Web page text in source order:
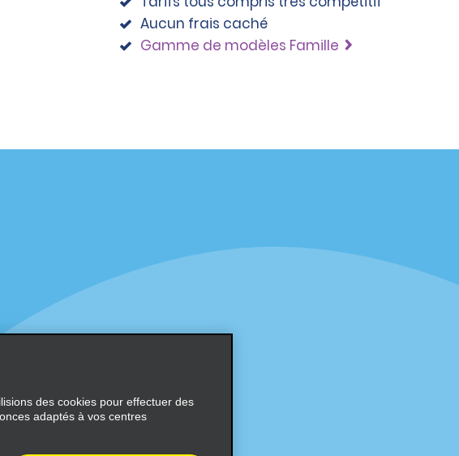
Aucun frais caché
Gamme de modèles Famille
Véhicules
internationale
des cookies pour effectuer des
adaptés à vos centres